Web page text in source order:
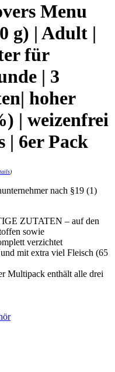
Menu
g) | Adult |
für
| 3
hoher
| weizenfrei
| 6er Pack
)
nach §19 (1)
ZUTATEN – auf den
sowie
verzichtet
mit extra viel Fleisch (65
enthält alle drei